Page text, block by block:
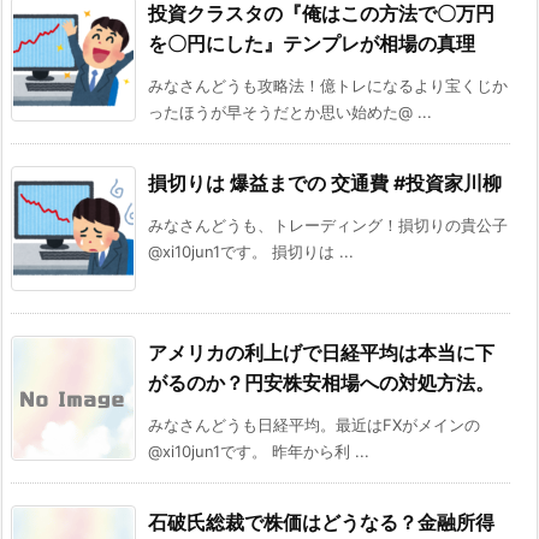
投資クラスタの『俺はこの方法で〇万円
を〇円にした』テンプレが相場の真理
みなさんどうも攻略法！億トレになるより宝くじか
ったほうが早そうだとか思い始めた@ ...
損切りは 爆益までの 交通費 #投資家川柳
みなさんどうも、トレーディング！損切りの貴公子
@xi10jun1です。 損切りは ...
アメリカの利上げで日経平均は本当に下
がるのか？円安株安相場への対処方法。
みなさんどうも日経平均。最近はFXがメインの
@xi10jun1です。 昨年から利 ...
石破氏総裁で株価はどうなる？金融所得